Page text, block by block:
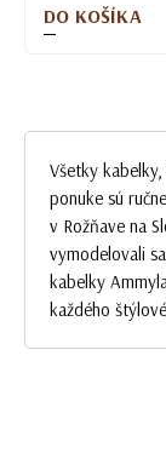
DO KOŠÍKA
Všetky
ponuke sú
v Rožňave na
vymodelovali
kabelky
každého